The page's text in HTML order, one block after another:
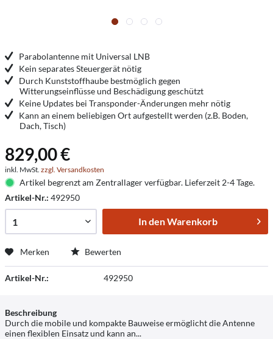
Parabolantenne mit Universal LNB
Kein separates Steuergerät nötig
Durch Kunststoffhaube bestmöglich gegen
Witterungseinflüsse und Beschädigung geschützt
Keine Updates bei Transponder-Änderungen mehr nötig
Kann an einem beliebigen Ort aufgestellt werden (z.B. Boden,
Dach, Tisch)
829,00 €
inkl. MwSt. zzgl. Versandkosten
Artikel begrenzt am Zentrallager verfügbar. Lieferzeit 2-4 Tage.
Artikel-Nr.: 492950
In denWarenkorb
Merken Bewerten
Artikel-Nr.: 492950
Beschreibung
Durch die mobile und kompakte Bauweise ermöglicht die Antenne
einen flexiblen Einsatz und kann an...